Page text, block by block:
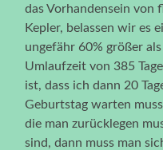
das Vorhandensein von
Kepler, belassen wir es
ungefähr 60% größer
Umlaufzeit von 385
ist, dass ich dann 20
Geburtstag warten
die man zurücklegen
sind, dann muss man